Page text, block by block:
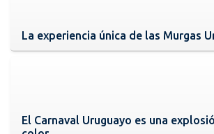
La experiencia única de las Murgas
El Carnaval Uruguayo es una